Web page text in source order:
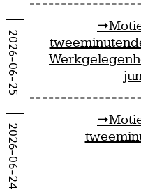
2026-06-25
2026-06-24